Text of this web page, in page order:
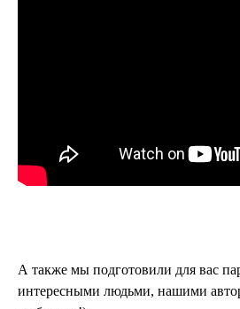
А также мы подготовили для вас
интересными людьми, нашими